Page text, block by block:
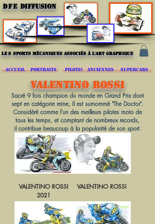
DFE DIFFUSION
les sports mécaniques associés à l'art graphique
ACCUEIL PORTRAITS PILOTES ANCIENNES SUPERCARS
VALENTINO ROSSI
Sacré 9 fois champion du monde en Grand Prix dont
sept en catégorie reine, Il est surnommé "The Doctor".
Considéré comme l'un des meilleurs pilotes moto de
tous les temps, et comptant de nombreux records,
il contribue beaucoup à la popularité de son sport.
VALENTINO ROSSI
2021
VALENTINO ROSSI